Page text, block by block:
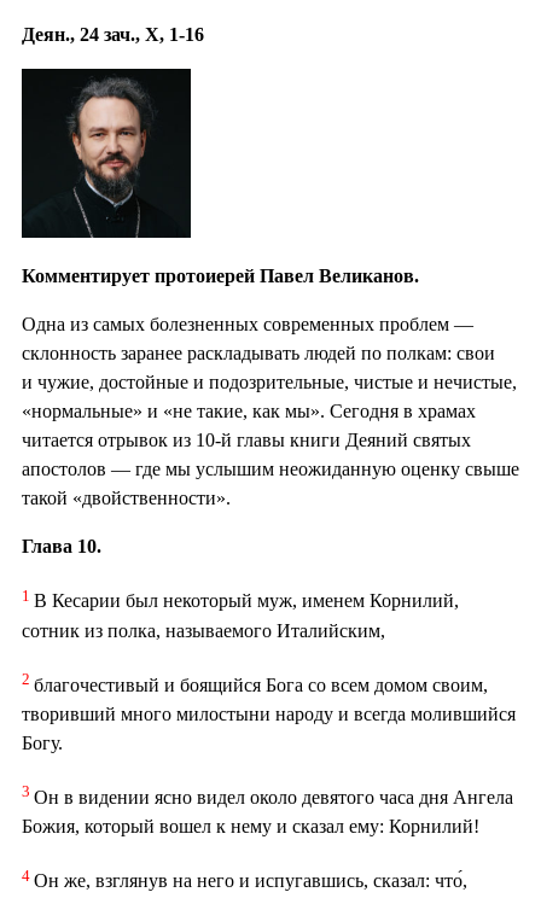
Деян., 24 зач., X, 1-16
Комментирует протоиерей Павел Великанов.
Одна из самых болезненных современных проблем —
склонность заранее раскладывать людей по полкам: свои
и чужие, достойные и подозрительные, чистые и нечистые,
«нормальные» и «не такие, как мы». Сегодня в храмах
читается отрывок из 10-й главы книги Деяний святых
апостолов — где мы услышим неожиданную оценку свыше
такой «двойственности».
Глава 10.
1 В Кесарии был некоторый муж, именем Корнилий,
сотник из полка, называемого Италийским,
2 благочестивый и боящийся Бога со всем домом своим,
творивший много милостыни народу и всегда молившийся
Богу.
3 Он в видении ясно видел около девятого часа дня Ангела
Божия, который вошел к нему и сказал ему: Корнилий!
4 Он же, взглянув на него и испугавшись, сказал: что́,